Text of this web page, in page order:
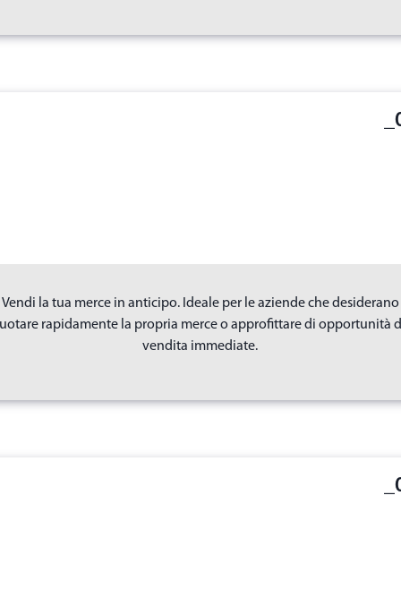
Vendi la tua merce in anticipo. Ideale per le aziende che desiderano
rapidamente la propria merce o approfittare di opportunità
vendita immediate.